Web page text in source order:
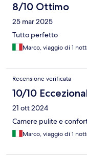
8/10 Ottimo
25 mar 2025
Tutto perfetto
Marco, viaggio di 1
Recensione verificata
10/10
21 ott 2024
Camere pulite e
Marco, viaggio di 1